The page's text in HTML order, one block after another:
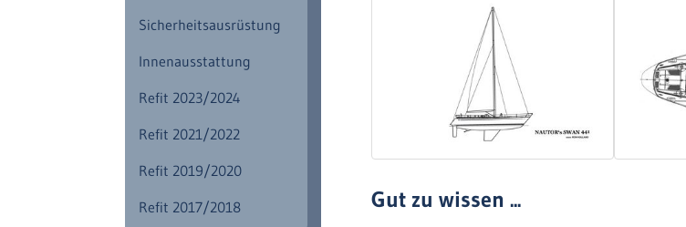
Sicherheitsausrüstung
Innenausstattung
Refit 2023/2024
Refit 2021/2022
Refit 2019/2020
Refit 2017/2018
Gut zu wissen ...